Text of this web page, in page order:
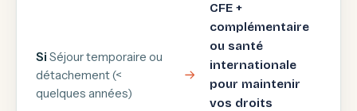
Si Séjour temporaire ou
détachement (<
quelques années)
CFE +
complémentaire
ou santé
internationale
pour maintenir
vos droits